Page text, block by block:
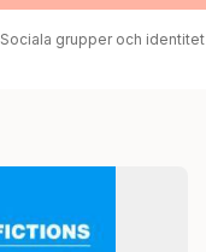
Sociala grupper och identitet